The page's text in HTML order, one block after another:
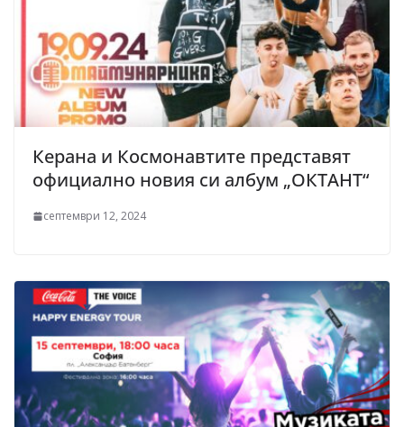
Керана и Космонавтите представят
официално новия си албум „ОКТАНТ“
септември 12, 2024